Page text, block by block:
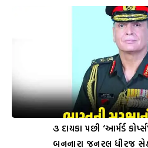
૩ દાયકા પછી ‘આર્મર્ડ
બનનારા જનરલ ધીરજ